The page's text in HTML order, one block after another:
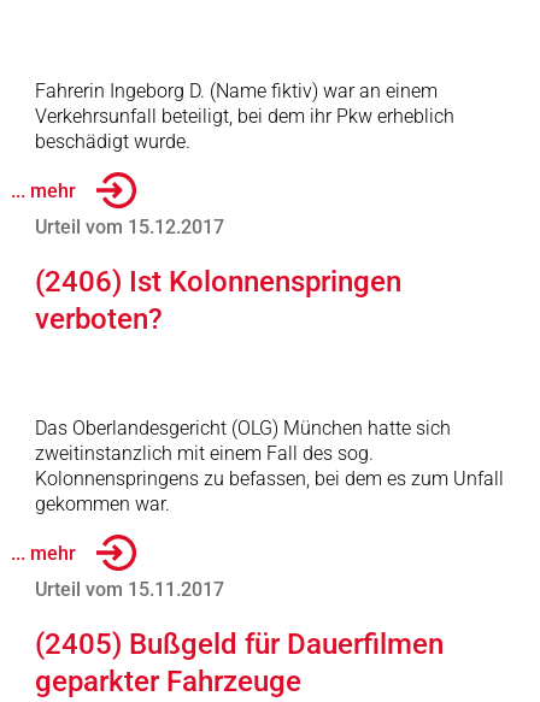
Fahrerin Ingeborg D. (Name fiktiv) war an einem
Verkehrsunfall beteiligt, bei dem ihr Pkw erheblich
beschädigt wurde.
... mehr
Urteil vom 15.12.2017
(2406) Ist Kolonnenspringen
verboten?
Das Oberlandesgericht (OLG) München hatte sich
zweitinstanzlich mit einem Fall des sog.
Kolonnenspringens zu befassen, bei dem es zum Unfall
gekommen war.
... mehr
Urteil vom 15.11.2017
(2405) Bußgeld für Dauerfilmen
geparkter Fahrzeuge